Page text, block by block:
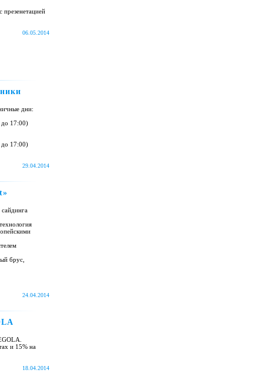
презенетацией
06.05.2014
дни:
до 17:00)
до 17:00)
29.04.2014
сайдинга
брус,
24.04.2014
и 15% на
18.04.2014